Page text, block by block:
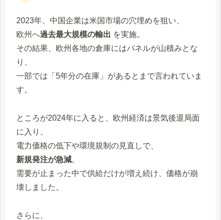
2023年、中国企業は米国市場の穴埋めを狙い、
欧州へ過去最大規模の輸出 を実施。
その結果、欧州各地の倉庫にはパネルが山積みとな
り、
一部では「5年分の在庫」があるとまで言われていま
す。
ところが2024年に入ると、欧州経済は景気後退局面
に入り、
電力価格の低下や環境規制の見直しで、
新規発注が急減。
需要が止まった中で供給だけが増え続け、価格が崩
壊しました。
さらに、